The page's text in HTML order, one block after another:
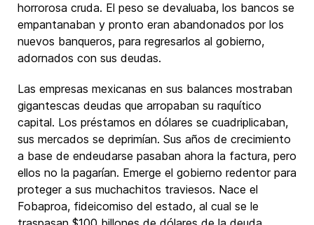
horrorosa cruda. El peso se devaluaba, los bancos se
empantanaban y pronto eran abandonados por los
nuevos banqueros, para regresarlos al gobierno,
adornados con sus deudas.
Las empresas mexicanas en sus balances mostraban
gigantescas deudas que arropaban su raquítico
capital. Los préstamos en dólares se cuadriplicaban,
sus mercados se deprimían. Sus años de crecimiento
a base de endeudarse pasaban ahora la factura, pero
ellos no la pagarían. Emerge el gobierno redentor para
proteger a sus muchachitos traviesos. Nace el
Fobaproa, fideicomiso del estado, al cual se le